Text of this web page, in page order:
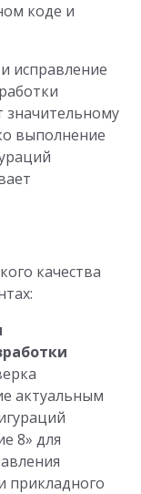
коде и
исправление
значительному
выполнение
качества
актуальным
8» для
прикладного